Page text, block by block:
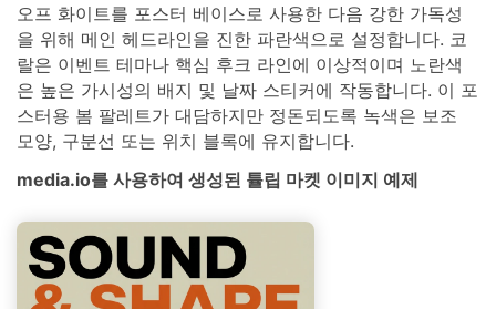
오프 화이트를 포스터 베이스로 사용한 다음 강한 가독성
을 위해 메인 헤드라인을 진한 파란색으로 설정합니다. 코
랄은 이벤트 테마나 핵심 후크 라인에 이상적이며 노란색
은 높은 가시성의 배지 및 날짜 스티커에 작동합니다. 이 포
스터용 봄 팔레트가 대담하지만 정돈되도록 녹색은 보조
모양, 구분선 또는 위치 블록에 유지합니다.
media.io를 사용하여 생성된 튤립 마켓 이미지 예제